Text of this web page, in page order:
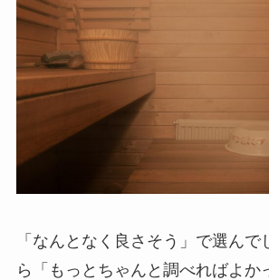
「なんとなく良さそう」で選ん
ら「もっとちゃんと調べればよ